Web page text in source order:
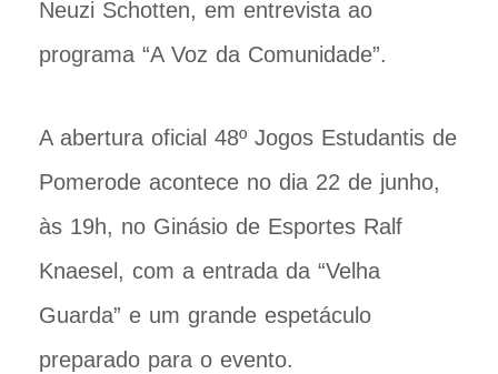
Neuzi Schotten, em entrevista ao
programa “A Voz da Comunidade”.
A abertura oficial 48º Jogos Estudantis de
Pomerode acontece no dia 22 de junho,
às 19h, no Ginásio de Esportes Ralf
Knaesel, com a entrada da “Velha
Guarda” e um grande espetáculo
preparado para o evento.